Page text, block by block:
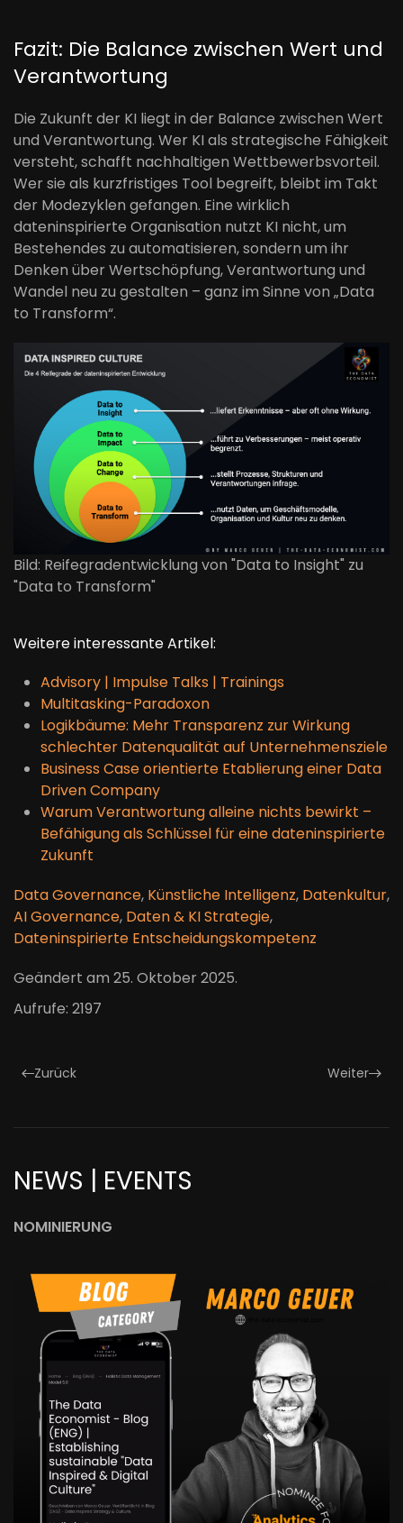
Fazit: Die Balance zwischen Wert und
Verantwortung
Die Zukunft der KI liegt in der Balance zwischen Wert
und Verantwortung. Wer KI als strategische Fähigkeit
versteht, schafft nachhaltigen Wettbewerbsvorteil.
Wer sie als kurzfristiges Tool begreift, bleibt im Takt
der Modezyklen gefangen. Eine wirklich
dateninspirierte Organisation nutzt KI nicht, um
Bestehendes zu automatisieren, sondern um ihr
Denken über Wertschöpfung, Verantwortung und
Wandel neu zu gestalten – ganz im Sinne von „Data
to Transform“.
Bild: Reifegradentwicklung von "Data to Insight" zu
"Data to Transform"
Weitere interessante Artikel:
Advisory | Impulse Talks | Trainings
Multitasking-Paradoxon
Logikbäume: Mehr Transparenz zur Wirkung
schlechter Datenqualität auf Unternehmensziele
Business Case orientierte Etablierung einer Data
Driven Company
Warum Verantwortung alleine nichts bewirkt –
Befähigung als Schlüssel für eine dateninspirierte
Zukunft
Data Governance, Künstliche Intelligenz, Datenkultur,
AI Governance, Daten & KI Strategie,
Dateninspirierte Entscheidungskompetenz
Geändert am 25. Oktober 2025.
Aufrufe: 2197
Zurück Weiter
NEWS | EVENTS
NOMINIERUNG